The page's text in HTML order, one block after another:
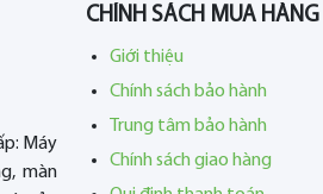
Máy
màn
CHÍNH SÁCH MUA HÀNG
Giới thiệu
Chính sách bảo hành
Trung tâm bảo hành
Chính sách giao hàng